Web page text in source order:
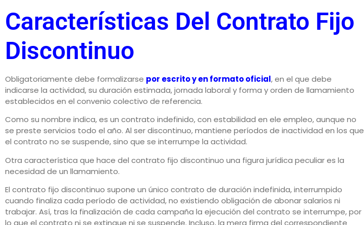
Características Del Contrato Fijo
Discontinuo
Obligatoriamente debe formalizarse por escrito y en formato oficial, en el que debe
indicarse la actividad, su duración estimada, jornada laboral y forma y orden de llamamiento
establecidos en el convenio colectivo de referencia.
Como su nombre indica, es un contrato indefinido, con estabilidad en ele empleo, aunque no
se preste servicios todo el año. Al ser discontinuo, mantiene períodos de inactividad en los que
el contrato no se suspende, sino que se interrumpe la actividad.
Otra característica que hace del contrato fijo discontinuo una figura jurídica peculiar es la
necesidad de un llamamiento.
El contrato fijo discontinuo supone un único contrato de duración indefinida, interrumpido
cuando finaliza cada período de actividad, no existiendo obligación de abonar salarios ni
trabajar. Así, tras la finalización de cada campaña la ejecución del contrato se interrumpe, por
lo que el contrato ni se extingue ni se suspende. Incluso, la mera firma del correspondiente